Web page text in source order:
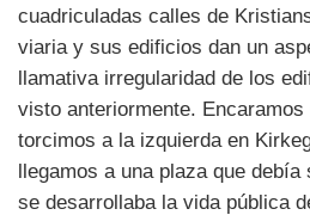
cuadriculadas calles de
viaria y sus edificios dan un
llamativa irregularidad de los
visto anteriormente.
torcimos a la izquierda en
llegamos a una plaza que debía
se desarrollaba la vida pública